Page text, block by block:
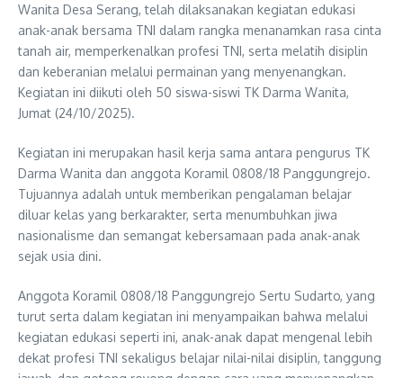
Wanita Desa Serang, telah dilaksanakan kegiatan edukasi
anak-anak bersama TNI dalam rangka menanamkan rasa cinta
tanah air, memperkenalkan profesi TNI, serta melatih disiplin
dan keberanian melalui permainan yang menyenangkan.
Kegiatan ini diikuti oleh 50 siswa-siswi TK Darma Wanita,
Jumat (24/10/2025).
Kegiatan ini merupakan hasil kerja sama antara pengurus TK
Darma Wanita dan anggota Koramil 0808/18 Panggungrejo.
Tujuannya adalah untuk memberikan pengalaman belajar
diluar kelas yang berkarakter, serta menumbuhkan jiwa
nasionalisme dan semangat kebersamaan pada anak-anak
sejak usia dini.
Anggota Koramil 0808/18 Panggungrejo Sertu Sudarto, yang
turut serta dalam kegiatan ini menyampaikan bahwa melalui
kegiatan edukasi seperti ini, anak-anak dapat mengenal lebih
dekat profesi TNI sekaligus belajar nilai-nilai disiplin, tanggung